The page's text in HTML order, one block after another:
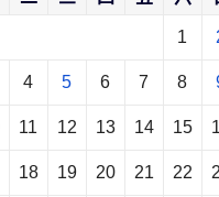
1
4 5 6 7 8
11 12 13 14 15
18 19 20 21 22